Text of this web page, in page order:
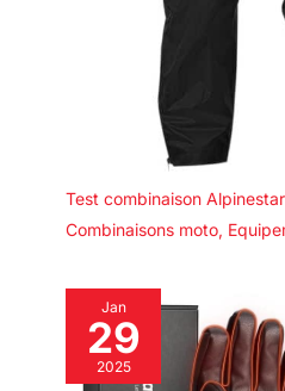
Test combinaison
Combinaisons moto,
Jan
29
2025